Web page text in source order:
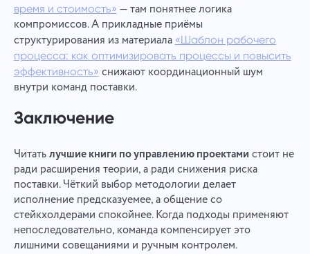
время и стоимость»— там понятнее логика
компромиссов. А прикладные приёмы
структурирования из материала«Шаблон рабочего
процесса: как оптимизировать процессы и повысить
эффективность»снижают координационный шум
внутри команд поставки.
Заключение
Читатьлучшие книги по управлению проектами стоит не
ради расширения теории, а ради снижения риска
поставки. Чёткий выбор методологии делает
исполнение предсказуемее, а общение со
стейкхолдерами спокойнее. Когда подходы применяют
непоследовательно, команда компенсирует это
лишними совещаниями и ручным контролем.